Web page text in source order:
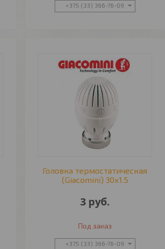
+375 (33) 366-76-09
Головка термостатическая
(Giacomini) 30х1.5
3 руб.
Под заказ
+375 (33) 366-76-09